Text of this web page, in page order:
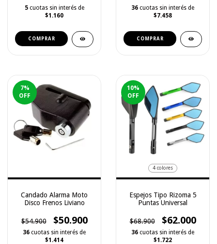
5cuotas sin interés de
$1.160
COMPRAR
36 cuotas sin interés de
$7.458
COMPRAR
7%
OFF
Candado Alarma Moto
Disco Frenos Liviano
$54.900 $50.900
36 cuotas sin interés de
$1.414
10%
OFF
4 colores
Espejos Tipo Rizoma 5
Puntas Universal
$68.900 $62.000
36 cuotas sin interés de
$1.722